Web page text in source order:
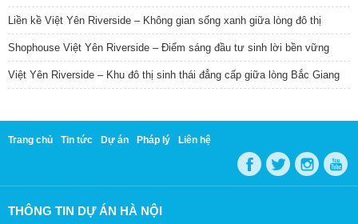
Liền kề Việt Yên Riverside – Không gian sống xanh giữa lòng đô thị
Shophouse Việt Yên Riverside – Điểm sáng đầu tư sinh lời bền vững
Việt Yên Riverside – Khu đô thị sinh thái đẳng cấp giữa lòng Bắc Giang
Trang chủ Tin tức Dự án Pháp lý Liên hệ
THÔNG TIN DỰ ÁN HÀ NỘI